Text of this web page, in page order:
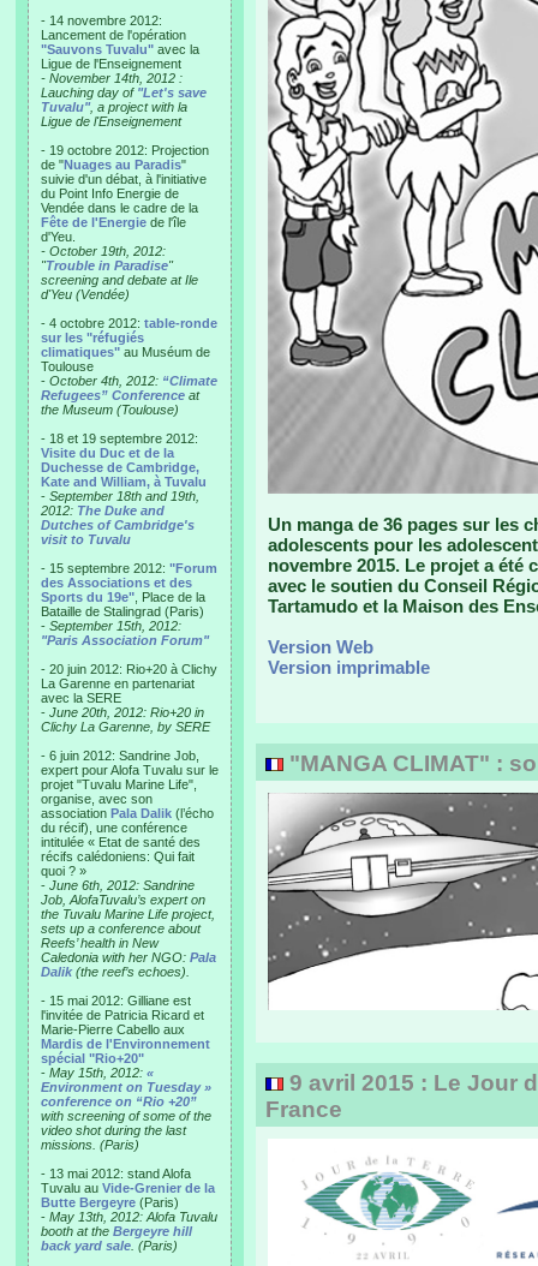
- 14 novembre 2012:
Lancement de l'opération
"Sauvons Tuvalu" avec la
Ligue de l'Enseignement
- November 14th, 2012 :
Lauching day of "Let's save
Tuvalu", a project with la
Ligue de l'Enseignement
- 19 octobre 2012: Projection
de "Nuages au Paradis"
suivie d'un débat, à l'initiative
du Point Info Energie de
Vendée dans le cadre de la
Fête de l'Energie de l'île
d'Yeu.
- October 19th, 2012:
"Trouble in Paradise"
screening and debate at Ile
d'Yeu (Vendée)
- 4 octobre 2012: table-ronde
sur les "réfugiés
climatiques" au Muséum de
Toulouse
- October 4th, 2012: “Climate
Refugees” Conference at
the Museum (Toulouse)
- 18 et 19 septembre 2012:
Visite du Duc et de la
Duchesse de Cambridge,
Kate and William, à Tuvalu
- September 18th and 19th,
2012: The Duke and
Dutches of Cambridge's
visit to Tuvalu
- 15 septembre 2012: "Forum
des Associations et des
Sports du 19e" , Place de la
Bataille de Stalingrad (Paris)
- September 15th, 2012:
"Paris Association Forum"
- 20 juin 2012: Rio+20 à Clichy
La Garenne en partenariat
avec la SERE
- June 20th, 2012: Rio+20 in
Clichy La Garenne, by SERE
- 6 juin 2012: Sandrine Job,
expert pour Alofa Tuvalu sur le
projet "Tuvalu Marine Life",
organise, avec son
association Pala Dalik (l’écho
du récif), une conférence
intitulée « Etat de santé des
récifs calédoniens: Qui fait
quoi ? »
- June 6th, 2012: Sandrine
Job, AlofaTuvalu’s expert on
the Tuvalu Marine Life project,
sets up a conference about
Reefs’ health in New
Caledonia with her NGO: Pala
Dalik (the reef’s echoes).
- 15 mai 2012: Gilliane est
l'invitée de Patricia Ricard et
Marie-Pierre Cabello aux
Mardis de l'Environnement
spécial "Rio+20"
- May 15th, 2012: «
Environment on Tuesday »
conference on “Rio +20”
with screening of some of the
video shot during the last
missions. (Paris)
- 13 mai 2012: stand Alofa
Tuvalu au Vide-Grenier de la
Butte Bergeyre (Paris)
- May 13th, 2012: Alofa Tuvalu
booth at the Bergeyre hill
back yard sale . (Paris)
Un manga de 36 pages sur les
adolescents pour les
novembre 2015. Le projet a été
avec le soutien du Conseil
Tartamudo et la Maison des
Version Web
Version imprimable
"MANGA CLIMAT" :
9 avril 2015 : Le Jour
France